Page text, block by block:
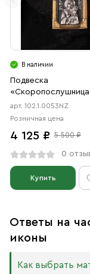
В наличии
Подвеска
чернение, позолота
арт. 102.1.0053NZ
Розничная цена
4 125 ₽ 5 500 ₽
0
Купить
Ответы на
иконы
Как выбрать